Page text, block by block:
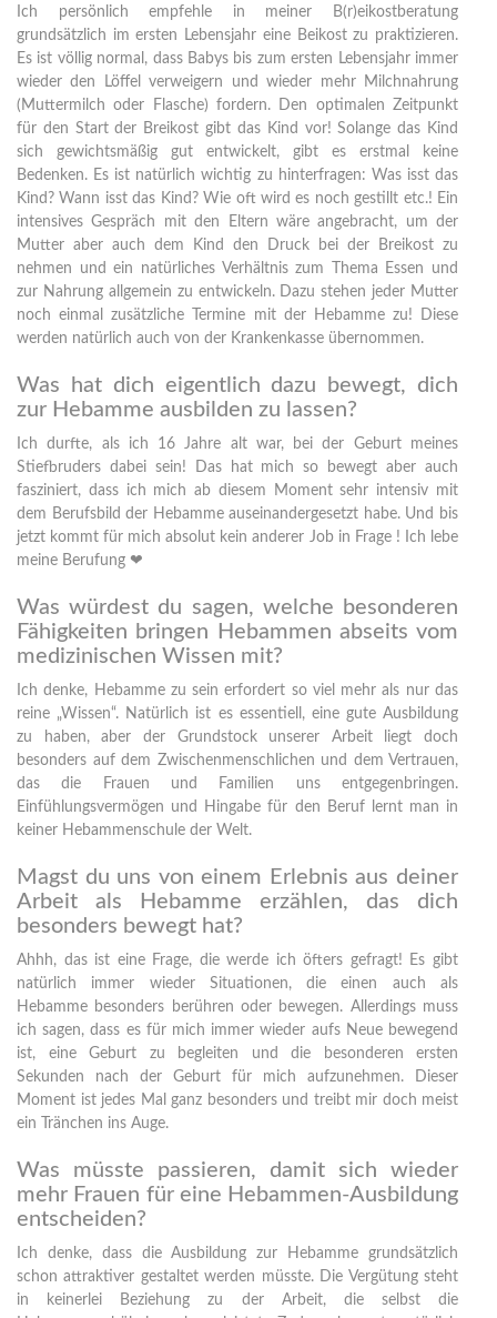
Ich persönlich empfehle in meiner B(r)eikostberatung
grundsätzlich im ersten Lebensjahr eine Beikost zu praktizieren.
Es ist völlig normal, dass Babys bis zum ersten Lebensjahr immer
wieder den Löffel verweigern und wieder mehr Milchnahrung
(Muttermilch oder Flasche) fordern. Den optimalen Zeitpunkt
für den Start der Breikost gibt das Kind vor! Solange das Kind
sich gewichtsmäßig gut entwickelt, gibt es erstmal keine
Bedenken. Es ist natürlich wichtig zu hinterfragen: Was isst das
Kind? Wann isst das Kind? Wie oft wird es noch gestillt etc.! Ein
intensives Gespräch mit den Eltern wäre angebracht, um der
Mutter aber auch dem Kind den Druck bei der Breikost zu
nehmen und ein natürliches Verhältnis zum Thema Essen und
zur Nahrung allgemein zu entwickeln. Dazu stehen jeder Mutter
noch einmal zusätzliche Termine mit der Hebamme zu! Diese
werden natürlich auch von der Krankenkasse übernommen.
Was hat dich eigentlich dazu bewegt, dich
zur Hebamme ausbilden zu lassen?
Ich durfte, als ich 16 Jahre alt war, bei der Geburt meines
Stiefbruders dabei sein! Das hat mich so bewegt aber auch
fasziniert, dass ich mich ab diesem Moment sehr intensiv mit
dem Berufsbild der Hebamme auseinandergesetzt habe. Und bis
jetzt kommt für mich absolut kein anderer Job in Frage ! Ich lebe
meine Berufung ❤
Was würdest du sagen, welche besonderen
Fähigkeiten bringen Hebammen abseits vom
medizinischen Wissen mit?
Ich denke, Hebamme zu sein erfordert so viel mehr als nur das
reine „Wissen“. Natürlich ist es essentiell, eine gute Ausbildung
zu haben, aber der Grundstock unserer Arbeit liegt doch
besonders auf dem Zwischenmenschlichen und dem Vertrauen,
das die Frauen und Familien uns entgegenbringen.
Einfühlungsvermögen und Hingabe für den Beruf lernt man in
keiner Hebammenschule der Welt.
Magst du uns von einem Erlebnis aus deiner
Arbeit als Hebamme erzählen, das dich
besonders bewegt hat?
Ahhh, das ist eine Frage, die werde ich öfters gefragt! Es gibt
natürlich immer wieder Situationen, die einen auch als
Hebamme besonders berühren oder bewegen. Allerdings muss
ich sagen, dass es für mich immer wieder aufs Neue bewegend
ist, eine Geburt zu begleiten und die besonderen ersten
Sekunden nach der Geburt für mich aufzunehmen. Dieser
Moment ist jedes Mal ganz besonders und treibt mir doch meist
ein Tränchen ins Auge.
Was müsste passieren, damit sich wieder
mehr Frauen für eine Hebammen-Ausbildung
entscheiden?
Ich denke, dass die Ausbildung zur Hebamme grundsätzlich
schon attraktiver gestaltet werden müsste. Die Vergütung steht
in keinerlei Beziehung zu der Arbeit, die selbst die